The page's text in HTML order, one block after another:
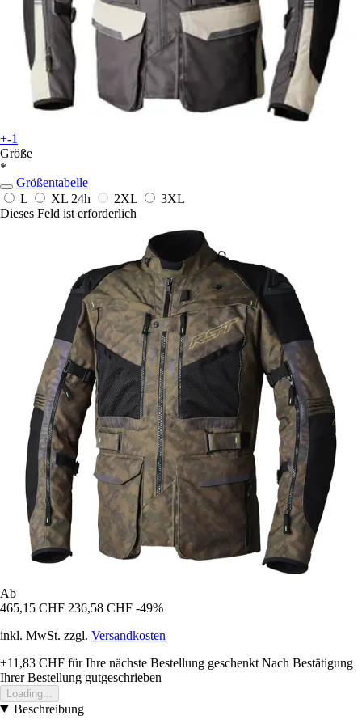
+-1
Größe
*
Größentabelle
L
XL 24h 2XL
3XL
Dieses Feld ist erforderlich
Ab
465,15 CHF 236,58 CHF -49%
inkl. MwSt. zzgl. Versandkosten
+11,83 CHF für Ihre nächste Bestellung geschenkt Nach Bestätigung
Ihrer Bestellung gutgeschrieben
Loading...
Beschreibung